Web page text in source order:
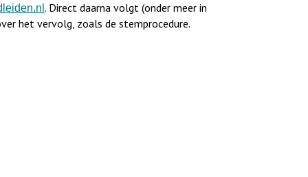
. Direct daarna volgt (onder meer in
het vervolg, zoals de stemprocedure.